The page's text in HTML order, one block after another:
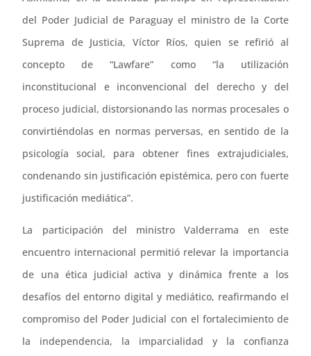
del Poder Judicial de Paraguay el ministro de la Corte
Suprema de Justicia, Víctor Ríos, quien se refirió al
concepto de “Lawfare” como “la utilización
inconstitucional e inconvencional del derecho y del
proceso judicial, distorsionando las normas procesales o
convirtiéndolas en normas perversas, en sentido de la
psicología social, para obtener fines extrajudiciales,
condenando sin justificación epistémica, pero con fuerte
justificación mediática”.
La participación del ministro Valderrama en este
encuentro internacional permitió relevar la importancia
de una ética judicial activa y dinámica frente a los
desafíos del entorno digital y mediático, reafirmando el
compromiso del Poder Judicial con el fortalecimiento de
la independencia, la imparcialidad y la confianza